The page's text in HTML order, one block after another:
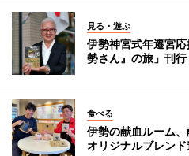
見る・遊ぶ
伊勢神宮式年遷宮
勢さん』の旅」刊行
食べる
伊勢の献血ルーム、
オリジナルブレンド